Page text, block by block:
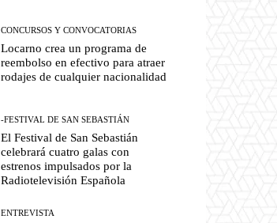
CONCURSOS Y CONVOCATORIAS
Locarno crea un programa de
reembolso en efectivo para atraer
rodajes de cualquier nacionalidad
-FESTIVAL DE SAN SEBASTIÁN
El Festival de San Sebastián
celebrará cuatro galas con
estrenos impulsados por la
Radiotelevisión Española
ENTREVISTA